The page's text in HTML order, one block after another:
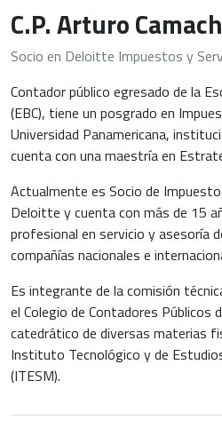
C.P. Arturo
Socio en Deloitte Impuestos y
Contador público egresado de la
(EBC), tiene un posgrado en
Universidad Panamericana,
cuenta con una maestría en
Actualmente es Socio de
Deloitte y cuenta con más de 15
profesional en servicio y asesoría
compañías nacionales e
Es integrante de la comisión
el Colegio de Contadores Públicos
catedrático de diversas materias
Instituto Tecnológico y de
(ITESM).